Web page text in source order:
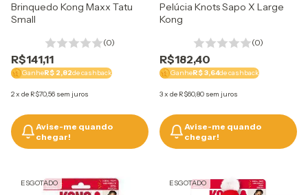
Brinquedo Kong Maxx Tatu
Small
(0)
R$141,11
GanheR$ 2,82de cashback
2x de R$70,56 sem juros
Avise-me quando
chegar!
Pelúcia Knots Sapo X Large
Kong
(0)
R$182,40
GanheR$ 3,64de cashback
3x de R$60,80 sem juros
Avise-me quando
chegar!
ESGOTADO ESGOTADO